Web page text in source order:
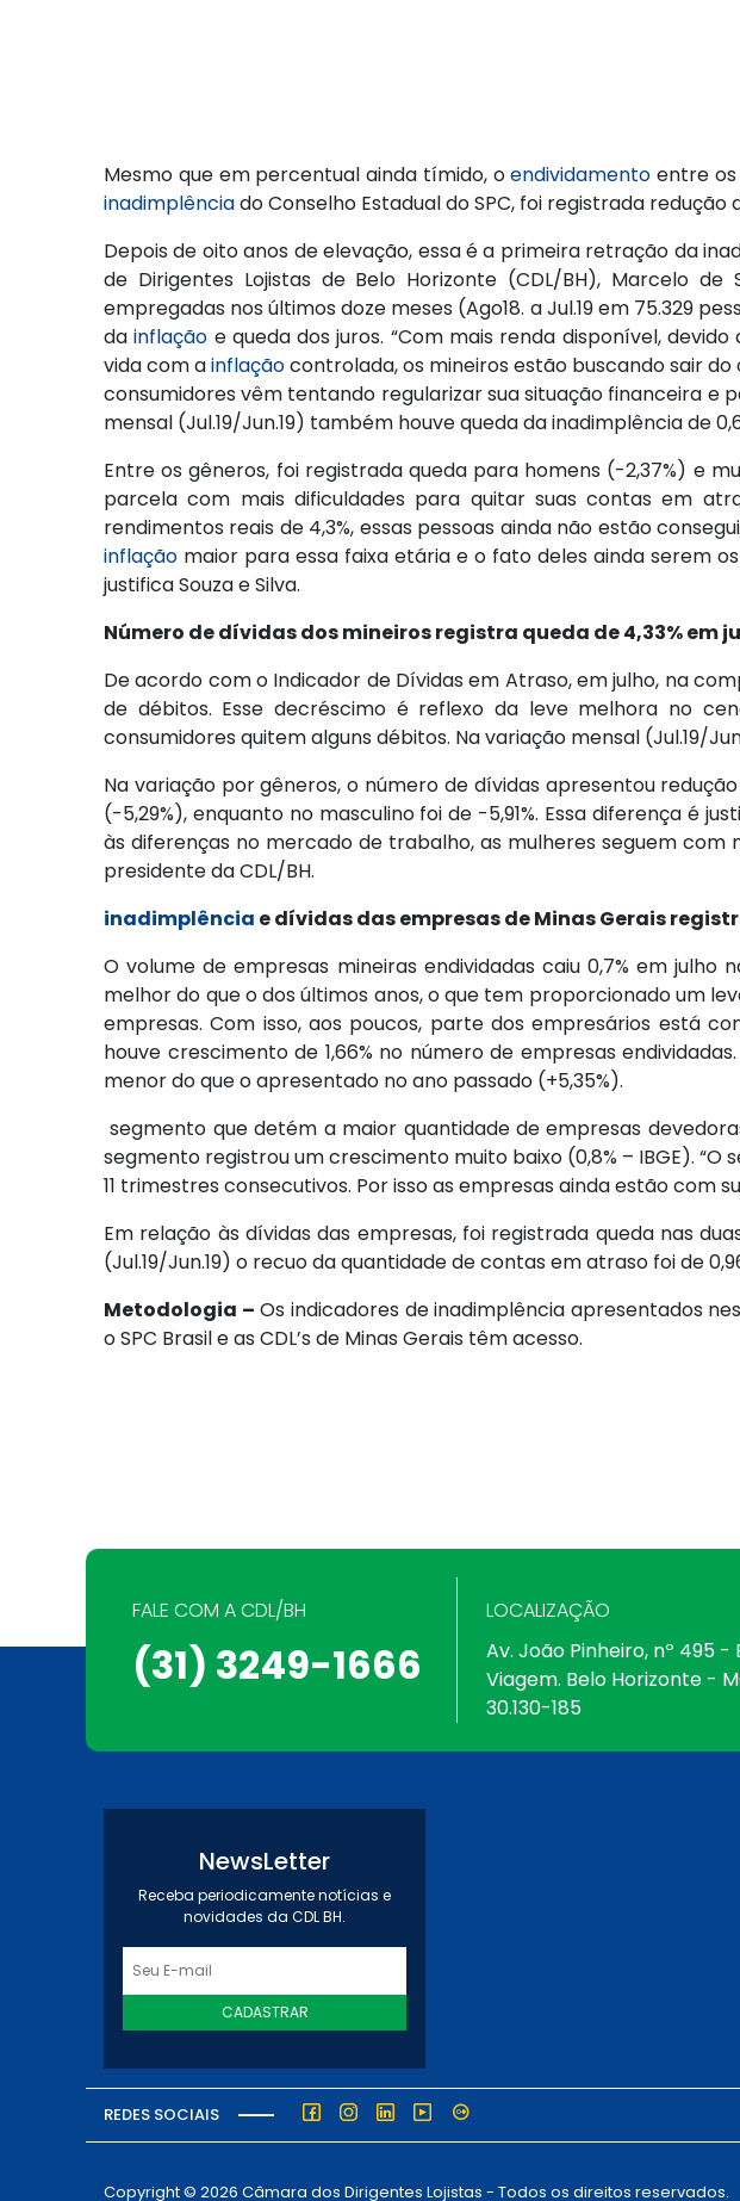
Mesmo que em percentual ainda tímido, oendividamento entre
inadimplênciado Conselho Estadual do SPC, foi registrada
Depois de oito anos de elevação, essa é a primeira retração da
de Dirigentes Lojistas de Belo Horizonte (CDL/BH), Marcelo
empregadas nos últimos doze meses (Ago18. a Jul.19 em 75.329
dainflação e queda dos juros. “Com mais renda disponível,
vida com ainflaçãocontrolada, os mineiros estão buscando sair
consumidores vêm tentando regularizar sua situação financeira e
mensal (Jul.19/Jun.19) também houve queda da inadimplência de
Entre os gêneros, foi registrada queda para homens (-2,37%) e
parcela com mais dificuldades para quitar suas contas em
rendimentos reais de 4,3%, essas pessoas ainda não estão
inflação maior para essa faixa etária e o fato deles ainda serem
justifica Souza e Silva.
Número de dívidas dos mineiros registra queda de 4,33% em
De acordo com o Indicador de Dívidas em Atraso, em julho, na
de débitos. Esse decréscimo é reflexo da leve melhora no
consumidores quitem alguns débitos. Na variação mensal (Jul.19/
Na variação por gêneros, o número de dívidas apresentou
(-5,29%), enquanto no masculino foi de -5,91%. Essa diferença é
às diferenças no mercado de trabalho, as mulheres seguem
presidente da CDL/BH.
inadimplência e dívidas das empresas de Minas Gerais
O volume de empresas mineiras endividadas caiu 0,7% em
melhor do que o dos últimos anos, o que tem proporcionado um
empresas. Com isso, aos poucos, parte dos empresários está
houve crescimento de 1,66% no número de empresas
menor do que o apresentado no ano passado (+5,35%).
segmento que detém a maior quantidade de empresas
segmento registrou um crescimento muito baixo (0,8% – IBGE).
11 trimestres consecutivos. Por isso as empresas ainda estão com
Em relação às dívidas das empresas, foi registrada queda nas
(Jul.19/Jun.19) o recuo da quantidade de contas em atraso foi de
Metodologia – Os indicadores de inadimplência apresentados
o SPC Brasil e as CDL’s de Minas Gerais têm acesso.
FALE COM A CDL/BH
(31) 3249-1666
LOCALIZAÇÃO
Av. João Pinheiro, nº 495 -
Viagem. Belo Horizonte -
30.130-185
NewsLetter
Receba periodicamente notícias e
novidades da CDL BH.
CADASTRAR
REDES SOCIAIS
Copyright © 2026 Câmara dos Dirigentes Lojistas - Todos os direitos reservados.